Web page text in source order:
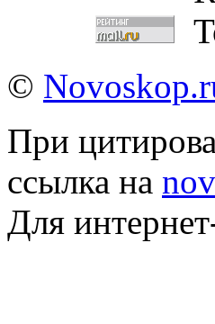
©
При
ссылка на
Для